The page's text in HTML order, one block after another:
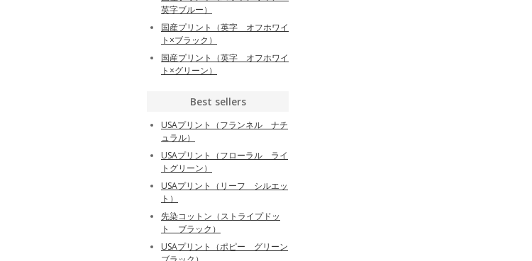
英字ブルー）
国産プリント（英字 オフホワイ
ト×ブラック）
国産プリント（英字 オフホワイ
ト×グリーン）
Best sellers
USAプリント（フランネル ナチ
ュラル）
USAプリント（フローラル ライ
トグリーン）
USAプリント（リーフ シルエッ
ト）
先染コットン（ストライプドッ
ト ブラック）
USAプリント（ポピー グリーン